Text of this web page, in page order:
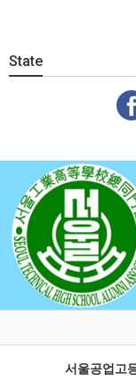
State
서울공업고